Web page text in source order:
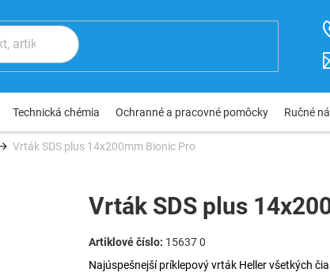
Technická chémia Ochranné a pracovné pomôcky Ručné
Vrták SDS plus 14x200mm Bionic Pro
Najúspešnejší príklepový vrták Heller všetkých
Vrták SDS plus
15637 0